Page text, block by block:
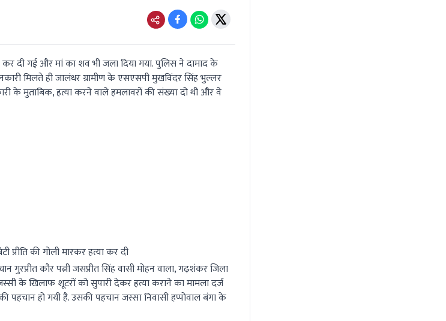
दी गई और मां का शव भी जला दिया गया. पुलिस ने दामाद के
मिलते ही जालंधर ग्रामीण के एसएसपी मुखविंदर सिंह भुल्लर
के मुताबिक, हत्या करने वाले हमलावरों की संख्या दो थी और वे
प्रीति की गोली मारकर हत्या कर दी
गुरप्रीत कौर पत्नी जसप्रीत सिंह वासी मोहन वाला, गढ़शंकर जिला
के खिलाफ शूटरों को सुपारी देकर हत्या कराने का मामला दर्ज
हो गयी है. उसकी पहचान जस्सा निवासी हप्पोवाल बंगा के